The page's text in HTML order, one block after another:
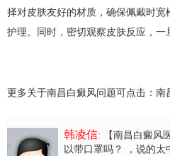
择对皮肤友好的材质，确保佩戴时
护理。同时，密切观察皮肤反应，一
更多关于南昌白癜风问题可点击： 南
韩凌信: 【南昌白癜风
以带口罩吗？
，说的